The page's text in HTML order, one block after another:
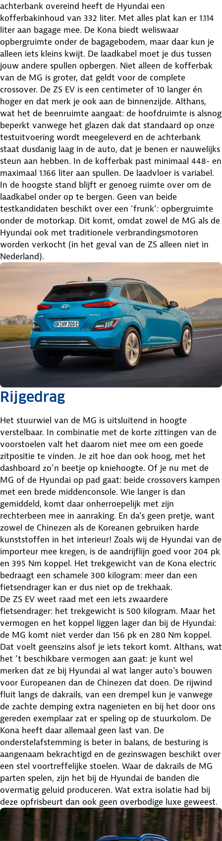
achterbank overeind heeft de Hyundai een
kofferbakinhoud van 332 liter. Met alles plat kan er 1.114
liter aan bagage mee. De Kona biedt weliswaar
opbergruimte onder de bagagebodem, maar daar kun je
alleen iets kleins kwijt. De laadkabel moet je dus tussen
jouw andere spullen opbergen. Niet alleen de kofferbak
van de MG is groter, dat geldt voor de complete
crossover. De ZS EV is een centimeter of 10 langer én
hoger en dat merk je ook aan de binnenzijde. Althans,
wat het de beenruimte aangaat: de hoofdruimte is alsnog
beperkt vanwege het glazen dak dat standaard op onze
testuitvoering wordt meegeleverd en de achterbank
staat dusdanig laag in de auto, dat je benen er nauwelijks
steun aan hebben. In de kofferbak past minimaal 448- en
maximaal 1.166 liter aan spullen. De laadvloer is variabel.
In de hoogste stand blijft er genoeg ruimte over om de
laadkabel onder op te bergen. Geen van beide
testkandidaten beschikt over een ‘frunk’: opbergruimte
onder de motorkap. Dit komt, omdat zowel de MG als de
Hyundai ook met traditionele verbrandingsmotoren
worden verkocht (in het geval van de ZS alleen niet in
Nederland).
Rijgedrag
Het stuurwiel van de MG is uitsluitend in hoogte
verstelbaar. In combinatie met de korte zittingen van de
voorstoelen valt het daarom niet mee om een goede
zitpositie te vinden. Je zit hoe dan ook hoog, met het
dashboard zo’n beetje op kniehoogte. Of je nu met de
MG of de Hyundai op pad gaat: beide crossovers kampen
met een brede middenconsole. Wie langer is dan
gemiddeld, komt daar onherroepelijk met zijn
rechterbeen mee in aanraking. En da’s geen pretje, want
zowel de Chinezen als de Koreanen gebruiken harde
kunststoffen in het interieur! Zoals wij de Hyundai van de
importeur mee kregen, is de aandrijflijn goed voor 204 pk
en 395 Nm koppel. Het trekgewicht van de Kona electric
bedraagt een schamele 300 kilogram: meer dan een
fietsendrager kan er dus niet op de trekhaak.
De ZS EV weet raad met een iets zwaardere
fietsendrager: het trekgewicht is 500 kilogram. Maar het
vermogen en het koppel liggen lager dan bij de Hyundai:
de MG komt niet verder dan 156 pk en 280 Nm koppel.
Dat voelt geenszins alsof je iets tekort komt. Althans, wat
het ’t beschikbare vermogen aan gaat: je kunt wel
merken dat ze bij Hyundai al wat langer auto’s bouwen
voor Europeanen dan de Chinezen dat doen. De rijwind
fluit langs de dakrails, van een drempel kun je vanwege
de zachte demping extra nagenieten en bij het door ons
gereden exemplaar zat er speling op de stuurkolom. De
Kona heeft daar allemaal geen last van. De
onderstelafstemming is beter in balans, de besturing is
aangenaam bekrachtigd en de gezinswagen beschikt over
een stel voortreffelijke stoelen. Waar de dakrails de MG
parten spelen, zijn het bij de Hyundai de banden die
overmatig geluid produceren. Wat extra isolatie had bij
deze opfrisbeurt dan ook geen overbodige luxe geweest.